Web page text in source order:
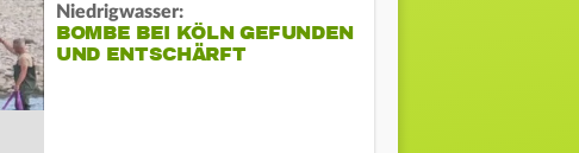
Niedrigwasser:
BOMBE BEI KÖLN GEFUNDEN
UND ENTSCHÄRFT